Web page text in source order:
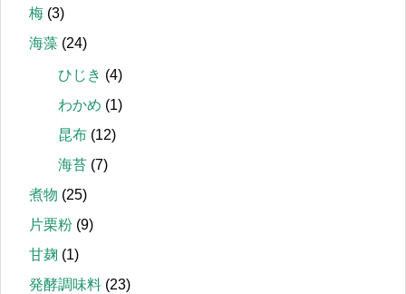
梅 (3)
海藻 (24)
ひじき (4)
わかめ (1)
昆布 (12)
海苔 (7)
煮物 (25)
片栗粉 (9)
甘麹 (1)
発酵調味料 (23)